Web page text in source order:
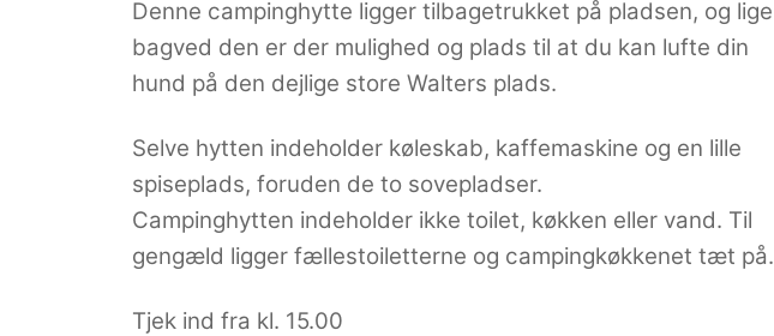
Denne campinghytte ligger tilbagetrukket på pladsen, og lige
bagved den er der mulighed og plads til at du kan lufte din
hund på den dejlige store Walters plads.
Selve hytten indeholder køleskab, kaffemaskine og en lille
spiseplads, foruden de to sovepladser.
Campinghytten indeholder ikke toilet, køkken eller vand. Til
gengæld ligger fællestoiletterne og campingkøkkenet tæt på.
Tjek ind fra kl. 15.00